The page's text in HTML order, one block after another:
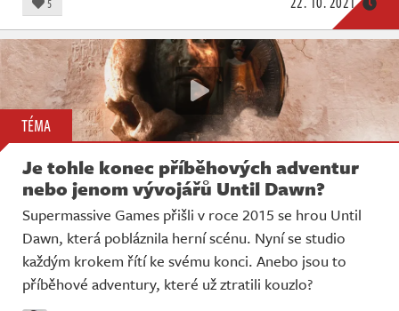
5
TÉMA
Je tohle konec příběhových adventur
nebo jenom vývojářů Until Dawn?
Supermassive Games přišli v roce 2015 se hrou Until
Dawn, která pobláznila herní scénu. Nyní se studio
každým krokem řítí ke svému konci. Anebo jsou to
příběhové adventury, které už ztratili kouzlo?